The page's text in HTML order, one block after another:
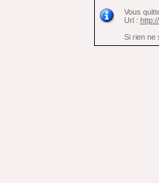
Vous
Url :
Si rien ne